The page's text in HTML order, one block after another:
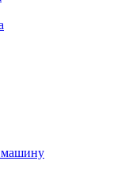
машину